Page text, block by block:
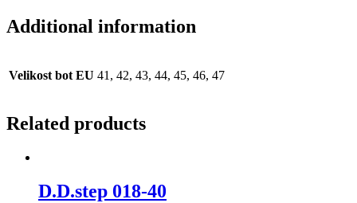
Additional information
Velikost bot EU 41, 42, 43, 44, 45, 46, 47
Related products
D.D.step 018-40